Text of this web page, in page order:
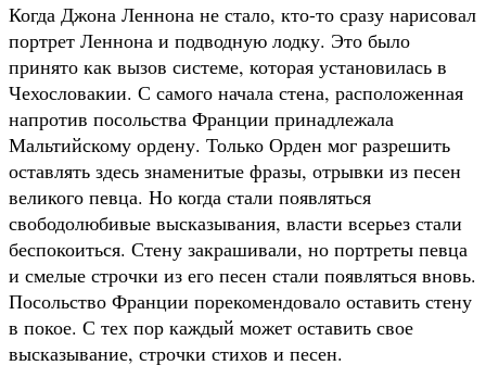
Когда Джона Леннона не стало, кто-то сразу нарисовал
портрет Леннона и подводную лодку. Это было
принято как вызов системе, которая установилась в
Чехословакии. С самого начала стена, расположенная
напротив посольства Франции принадлежала
Мальтийскому ордену. Только Орден мог разрешить
оставлять здесь знаменитые фразы, отрывки из песен
великого певца. Но когда стали появляться
свободолюбивые высказывания, власти всерьез стали
беспокоиться. Стену закрашивали, но портреты певца
и смелые строчки из его песен стали появляться вновь.
Посольство Франции порекомендовало оставить стену
в покое. С тех пор каждый может оставить свое
высказывание, строчки стихов и песен.